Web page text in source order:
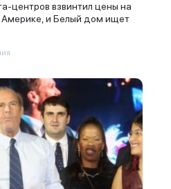
центров взвинтил цены на
Америке, и Белый дом ищет